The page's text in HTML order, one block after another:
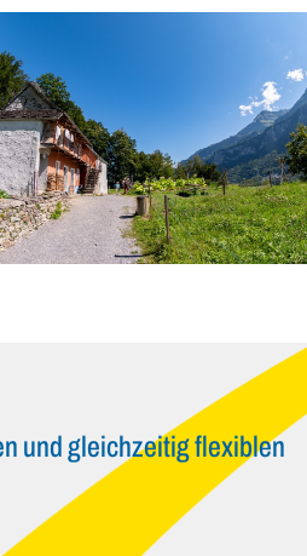
und gleichzeitig flexiblen